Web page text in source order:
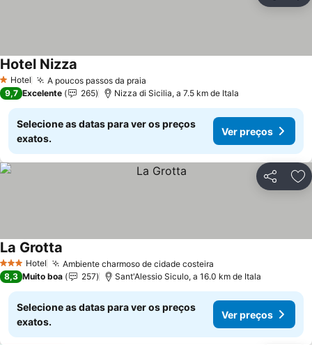
1 Estrelas
Hotel A poucos passos da praia
Hotel Nizza
9,7 Excelente 265 Nizza di Sicilia, a 7.5 km de Itala
Selecione as datas para ver os preços
exatos.
Ver preços
Partilhar
3 EstrelasHotel Ambiente charmoso de cidade costeira
La Grotta
8,3 Muito boa 257 Sant'Alessio Siculo, a 16.0 km de Itala
Selecione as datas para ver os preços
exatos.
Ver preços